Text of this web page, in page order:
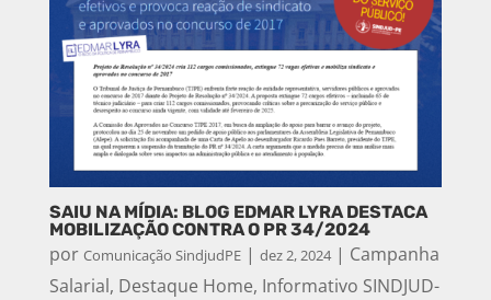
SAIU NA MÍDIA: BLOG EDMAR LYRA DESTACA
MOBILIZAÇÃO CONTRA O PR 34/2024
por Comunicação SindjudPE| dez 2, 2024| Campanha
Salarial, Destaque Home, Informativo SINDJUD-